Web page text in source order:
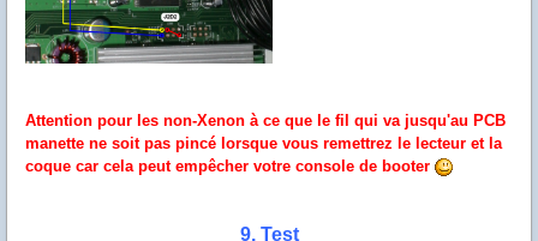
Attention pour les non-Xenon à ce que le fil qui va jusqu'au PCB
manette ne soit pas pincé lorsque vous remettrez le lecteur et la
coque car cela peut empêcher votre console de booter
9. Test